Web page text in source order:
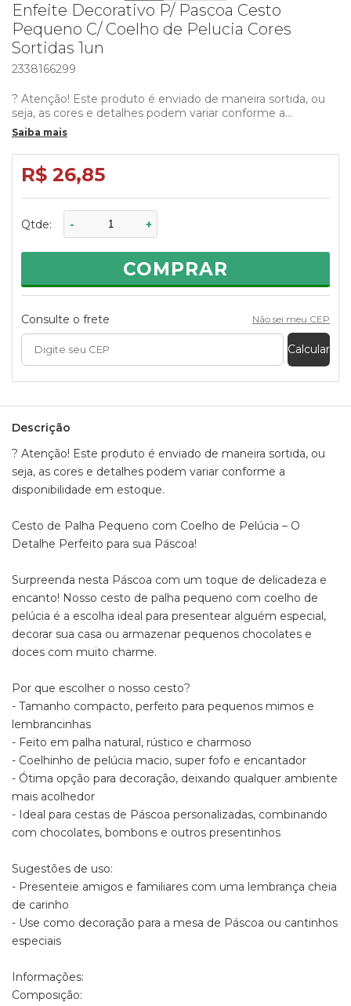
Enfeite Decorativo P/ Pascoa Cesto
Pequeno C/ Coelho de Pelucia Cores
Sortidas 1un
2338166299
? Atenção! Este produto é enviado de maneira sortida, ou
seja, as cores e detalhes podem variar conforme a
disponibilidade em estoque.
Cesto de Palha Pequeno com Coelho de Pelúcia – O
Detalhe Perfeito para sua Páscoa!
Surpreenda nesta Páscoa com um toque de delicadeza e
encanto! Nosso cesto de palha pequeno com coelho de
pelúcia é a escolha ideal para presentear alguém especial,
decorar sua casa ou armazenar pequenos chocolates e
doces com muito charme.
Por que escolher o nosso cesto?
- Tamanho compacto, perfeito para pequenos mimos e
- Feito em palha natural, rústico e charmoso
- Coelhinho de pelúcia macio, super fofo e encantador
- Ótima opção para decoração, deixando qualquer ambiente
mais acolhedor
- Ideal para cestas de Páscoa personalizadas, combinando
Sugestões de uso:
- Presenteie amigos e familiares com uma lembrança cheia
de carinho
- Use como decoração para a mesa de Páscoa ou cantinhos
especiais
Composição:
- Tecido 100% Poliéster
- Palha
Cores Sortidas para o Coelho: Rosa, Azul ou Verde
Medidas aproximadas do cesto:
- Altura do cesto + coelhinho: 12cm
- Altura do cesto: 6cm
- Diâmetro: 10cm
? Atenção! Este produto é enviado de maneira sortida, ou
seja, as cores e detalhes podem variar conforme a
disponibilidade em estoque.
Saiba mais
R$ 26,85
Qtde: - +
COMPRAR
Consulte o frete Não sei meu CEP
Calcular
Descrição
? Atenção! Este produto é enviado de maneira sortida, ou
seja, as cores e detalhes podem variar conforme a
disponibilidade em estoque.
Cesto de Palha Pequeno com Coelho de Pelúcia – O
Detalhe Perfeito para sua Páscoa!
Surpreenda nesta Páscoa com um toque de delicadeza e
encanto! Nosso cesto de palha pequeno com coelho de
pelúcia é a escolha ideal para presentear alguém especial,
decorar sua casa ou armazenar pequenos chocolates e
doces com muito charme.
Por que escolher o nosso cesto?
- Tamanho compacto, perfeito para pequenos mimos e
lembrancinhas
- Feito em palha natural, rústico e charmoso
- Coelhinho de pelúcia macio, super fofo e encantador
- Ótima opção para decoração, deixando qualquer ambiente
mais acolhedor
- Ideal para cestas de Páscoa personalizadas, combinando
com chocolates, bombons e outros presentinhos
Sugestões de uso:
- Presenteie amigos e familiares com uma lembrança cheia
de carinho
- Use como decoração para a mesa de Páscoa ou cantinhos
especiais
Informações:
Composição: